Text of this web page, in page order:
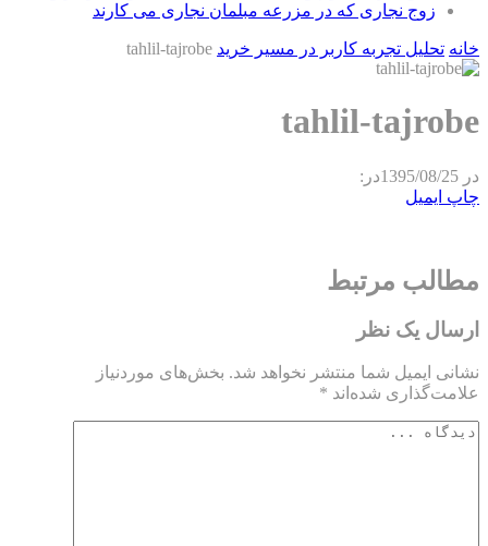
زوج نجاری که در مزرعه مبلمان نجاری می کارند
خانه تحلیل تجربه کاربر در مسیر خرید tahlil-tajrobe
tahlil-tajrobe
در 1395/08/25در:
چاپ ایمیل
مطالب مرتبط
ارسال یک نظر
نشانی ایمیل شما منتشر نخواهد شد. بخش‌های موردنیاز
علامت‌گذاری شده‌اند *